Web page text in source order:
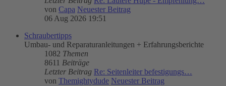
von Capa Neuester Beitrag
06 Aug 2026 19:51
Schraubertipps
Umbau- und Reparaturanleitungen + Erfahrungsberichte
1082 Themen
8611 Beiträge
Letzter Beitrag Re: Seitenleiter befestigungs…
von Themightydude Neuester Beitrag